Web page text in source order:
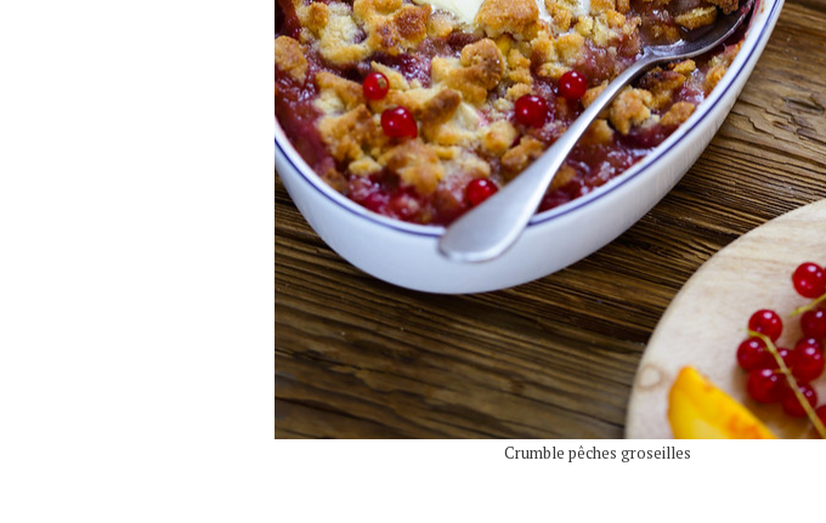
Crumble pêches groseilles